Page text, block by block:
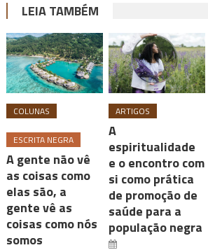
LEIA TAMBÉM
COLUNAS
ESCRITA NEGRA
A gente não vê
as coisas como
elas são, a
gente vê as
coisas como nós
somos
ARTIGOS
A
espiritualidade
e o encontro com
si como prática
de promoção de
saúde para a
população negra